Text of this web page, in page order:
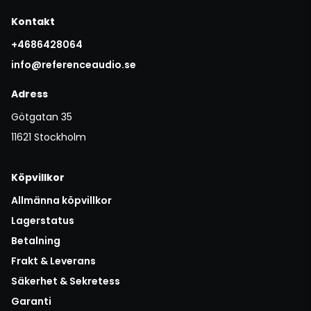
Kontakt
+4686428064
info@referenceaudio.se
Adress
Götgatan 35
11621 Stockholm
Köpvillkor
Allmänna köpvillkor
Lagerstatus
Betalning
Frakt & Leverans
Säkerhet & Sekretess
Garanti